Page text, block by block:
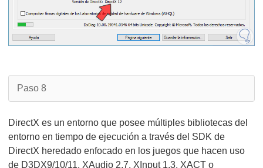
Paso 8
DirectX es un entorno que posee múltiples bibliotecas del
entorno en tiempo de ejecución a través del SDK de
DirectX heredado enfocado en los juegos que hacen uso
de D3DX9/10/11, XAudio 2.7, XInput 1.3, XACT o